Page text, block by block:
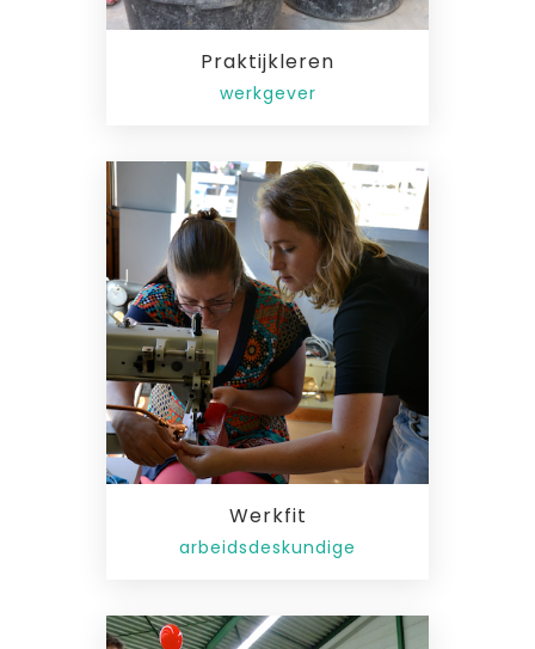
Praktijkleren
werkgever
Werkfit
arbeidsdeskundige